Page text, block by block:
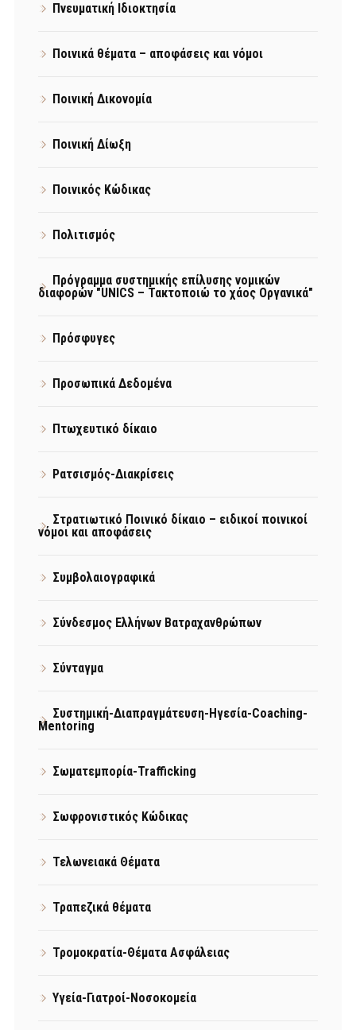
Πνευματική Ιδιοκτησία
Ποινικά θέματα – αποφάσεις και νόμοι
Ποινική Δικονομία
Ποινική Δίωξη
Ποινικός Κώδικας
Πολιτισμός
Πρόγραμμα συστημικής επίλυσης νομικών
διαφορών "UNICS – Τακτοποιώ το χάος Οργανικά"
Πρόσφυγες
Προσωπικά Δεδομένα
Πτωχευτικό δίκαιο
Ρατσισμός-Διακρίσεις
Στρατιωτικό Ποινικό δίκαιο – ειδικοί ποινικοί
νόμοι και αποφάσεις
Συμβολαιογραφικά
Σύνδεσμος Ελλήνων Βατραχανθρώπων
Σύνταγμα
Συστημική-Διαπραγμάτευση-Ηγεσία-Coaching-
Mentoring
Σωματεμπορία-Trafficking
Σωφρονιστικός Κώδικας
Τελωνειακά Θέματα
Τραπεζικά θέματα
Τρομοκρατία-Θέματα Ασφάλειας
Υγεία-Γιατροί-Νοσοκομεία